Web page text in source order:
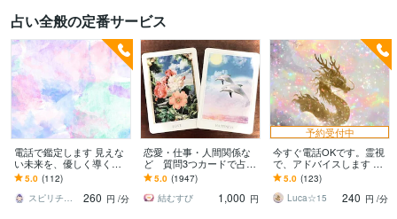
占い全般の定番サービス
電話で鑑定します 見えな
い未来を、優しく導く霊
視鑑定
5.0 (112)
スピリチュアルナース♡さら
260 円 /分
恋愛・仕事・人間関係な
ど 質問3つカードで占い
ます どんなテーマでもO
K。レビュー多数☆カード
でサックリ鑑定
5.0 (1947)
結むすび
1,000 円
予約受付中
今すぐ電話OKです。霊視
で、アドバイスします 相
手の本音・気持ち・仕事•
人間関係など気になるこ
とを視ます
5.0 (123)
Luca☆15
240 円 /分